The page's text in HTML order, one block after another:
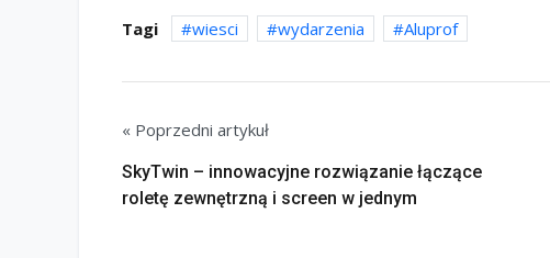
Tagi wiesci wydarzenia Aluprof
« Poprzedni artykuł
SkyTwin – innowacyjne rozwiązanie łączące
roletę zewnętrzną i screen w jednym